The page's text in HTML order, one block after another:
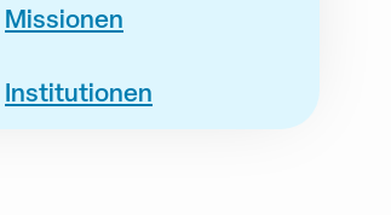
Missionen
Institutionen